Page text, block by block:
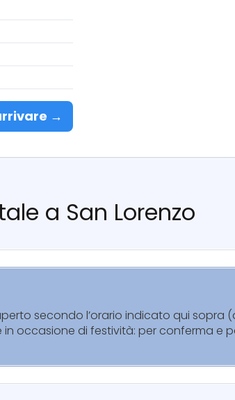
→
a San Lorenzo
secondo l’orario indicato qui
in occasione di festività: per conferma e